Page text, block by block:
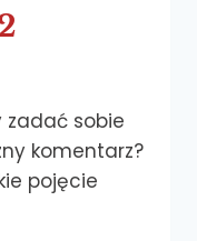
zadać sobie
komentarz?
pojęcie